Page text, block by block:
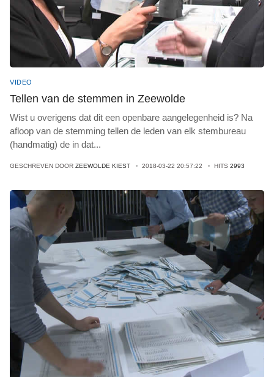
VIDEO
Tellen van de stemmen in Zeewolde
Wist u overigens dat dit een openbare aangelegenheid is? Na
afloop van de stemming tellen de leden van elk stembureau
(handmatig) de in dat...
GESCHREVEN DOOR ZEEWOLDE KIEST 2018-03-22 20:57:22 HITS 2993